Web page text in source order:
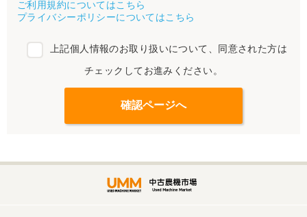
ご利用規約についてはこちら
プライバシーポリシーについてはこちら
上記個人情報のお取り扱いについて、同意された方は
チェックしてお進みください。